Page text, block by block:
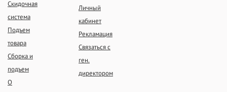
Скидочная
система
Подъем
товара
Сборка и
подъем
О
Личный
кабинет
Рекламация
Связаться с
ген.
директором